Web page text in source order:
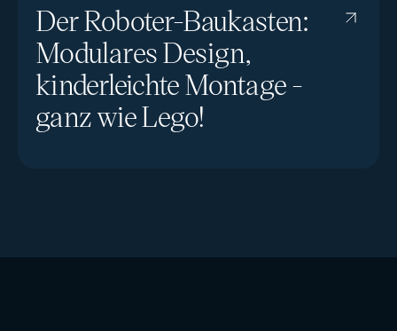
Der Roboter-Baukasten:
Modulares Design,
kinderleichte Montage -
ganz wie Lego!